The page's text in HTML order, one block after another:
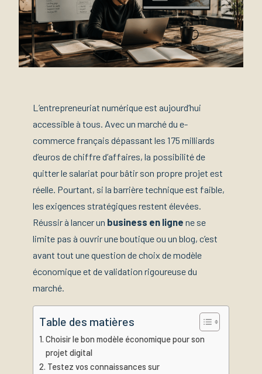
L’entrepreneuriat numérique est aujourd’hui
accessible à tous. Avec un marché du e-
commerce français dépassant les 175 milliards
d’euros de chiffre d’affaires, la possibilité de
quitter le salariat pour bâtir son propre projet est
réelle. Pourtant, si la barrière technique est faible,
les exigences stratégiques restent élevées.
Réussir à lancer un business en ligne ne se
limite pas à ouvrir une boutique ou un blog, c’est
avant tout une question de choix de modèle
économique et de validation rigoureuse du
marché.
Table des matières
Choisir le bon modèle économique pour son
projet digital
Testez vos connaissances sur